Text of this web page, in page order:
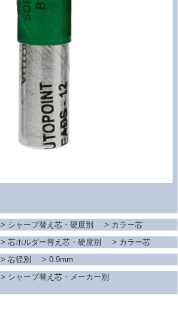
> シャープ替え芯・硬度別 > カラー芯
> 芯ホルダー替え芯・硬度別 > カラー芯
> 芯径別 > 0.9mm
> シャープ替え芯・メーカー別